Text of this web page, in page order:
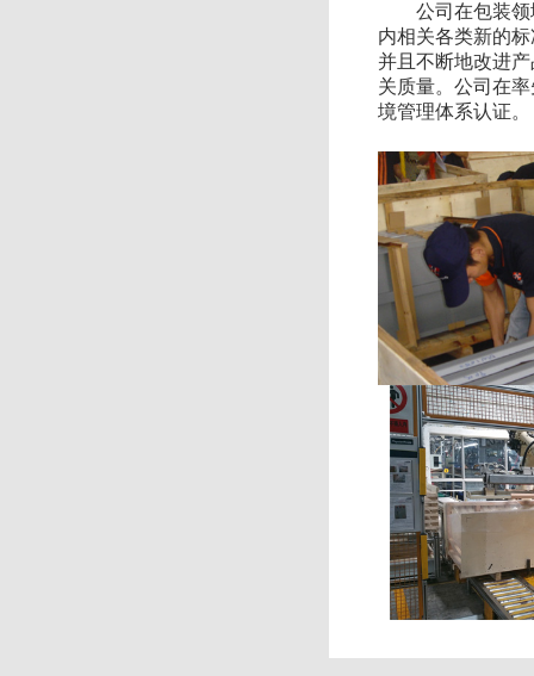
公司在包装领
内相关各类新的
并且不断地改进
关质量。公司在
境管理体系认证。